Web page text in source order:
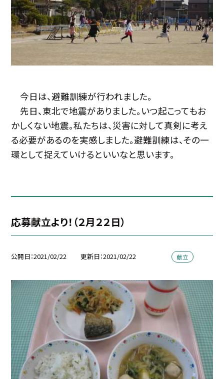
今日は、避難訓練が行われました。
先日、東北で地震がありました。いつ起こってもお
かしくない地震。私たちは、災害に対して真剣に考え
る必要があるのを実感しました。避難訓練は、その一
環として捉えていけるといいなと思います。
応募献立より！（２月２２日）
公開日 2021/02/22 更新日 2021/02/22 献立